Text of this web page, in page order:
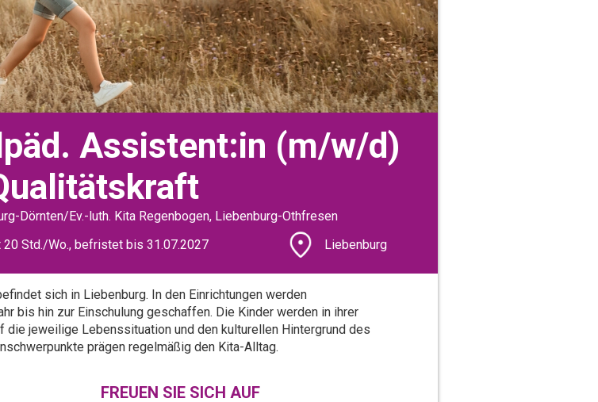
Assistent:in (m/w/d)
Dörnten/Ev.-luth. Kita Regenbogen, Liebenburg-Othfresen
20 Std./Wo., befristet bis 31.07.2027 Liebenburg
sich in Liebenburg. In den Einrichtungen werden
bis hin zur Einschulung geschaffen. Die Kinder werden in ihrer
jeweilige Lebenssituation und den kulturellen Hintergrund des
prägen regelmäßig den Kita-Alltag.
FREUEN SIE SICH AUF